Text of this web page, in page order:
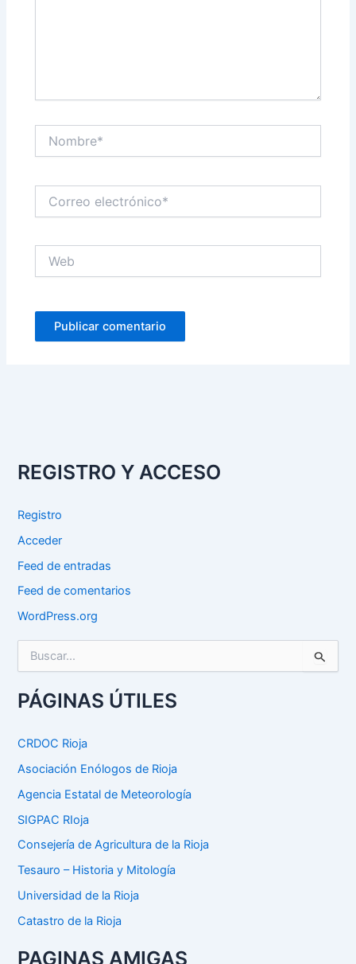
electrónico*
REGISTRO Y ACCESO
Registro
Acceder
Feed de entradas
Feed de comentarios
WordPress.org
c
a
p
r
:
PÁGINAS ÚTILES
CRDOC Rioja
Asociación Enólogos de Rioja
Agencia Estatal de Meteorología
SIGPAC RIoja
Consejería de Agricultura de la Rioja
Tesauro – Historia y Mitología
Universidad de la Rioja
Catastro de la Rioja
PAGINAS AMIGAS